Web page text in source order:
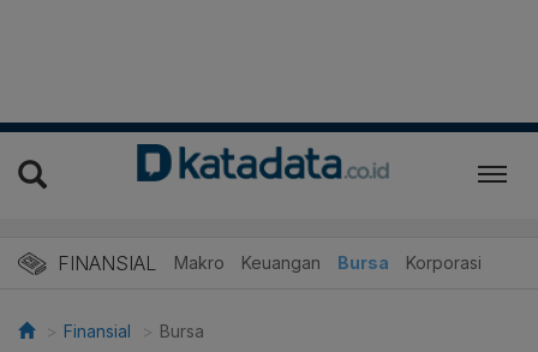
FINANSIAL Makro Keuangan Bursa Korporasi
Finansial Bursa